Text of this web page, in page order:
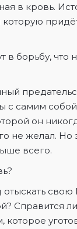
в кровь.
которую
в борьбу, что
с самим
он
не желал. Но
всего.
свою
Справится
которое